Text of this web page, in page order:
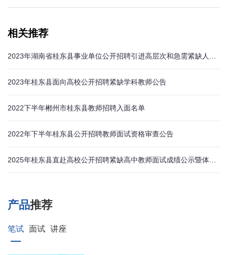
相关推荐
2023年桂东县面向高校公开招聘紧缺学科教师公告
2022下半年郴州市桂东县教师招聘入面名单
2022年下半年桂东县公开招聘教师面试资格审查公告
产品推荐
笔试 面试 讲座